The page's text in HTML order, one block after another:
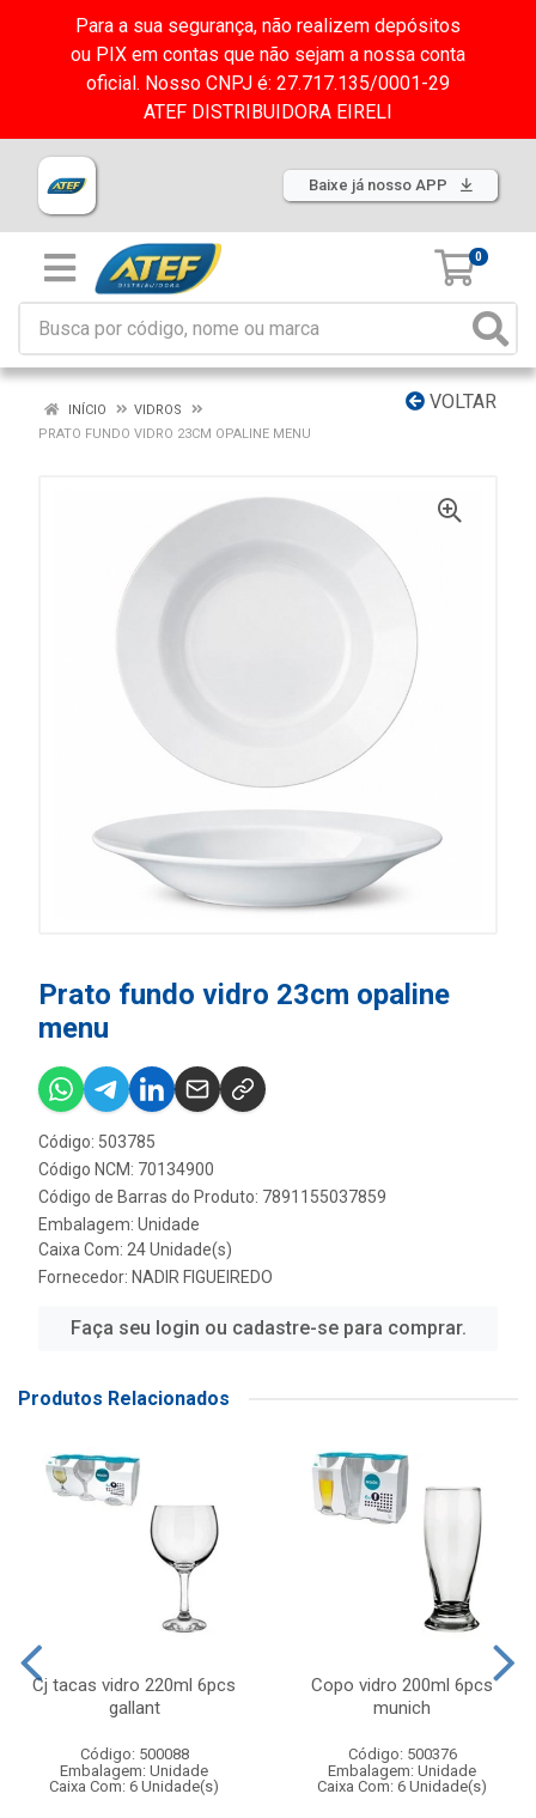
Para a sua segurança, não realizem depósitos
ou PIX em contas que não sejam a nossa conta
oficial. Nosso CNPJ é: 27.717.135/0001-29
ATEF DISTRIBUIDORA EIRELI
Baixe já nosso APP
0
VOLTAR
INÍCIO
VIDROS
PRATO FUNDO VIDRO 23CM OPALINE MENU
Prato fundo vidro 23cm opaline
menu
Código: 503785
Código NCM: 70134900
Código de Barras do Produto: 7891155037859
Embalagem: Unidade
Caixa Com: 24 Unidade(s)
Fornecedor: NADIR FIGUEIREDO
Faça seu login ou cadastre-se para comprar.
Produtos Relacionados
Cj tacas vidro 220ml 6pcs
gallant
Código: 500088
Embalagem: Unidade
Caixa Com: 6 Unidade(s)
Copo vidro 200ml 6pcs
munich
Código: 500376
Embalagem: Unidade
Caixa Com: 6 Unidade(s)